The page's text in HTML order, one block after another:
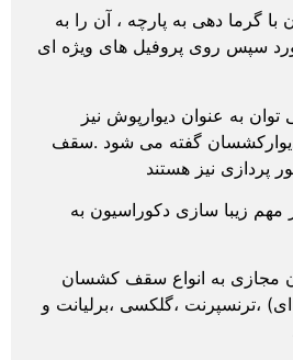
گرما دهی به پارچه ، آن را به
سپس روی پروفیل های ویژه ای
به عنوان دیوارپوش نیز
دیوارکشسان گفته می شود .سقف
پردازی نیز هستند
مهم زیبا سازی دکوراسیون به
مجازی به انواع سقف کشسان
ای) ،ترنسپرنت ،گلکسی ،برلیانت و